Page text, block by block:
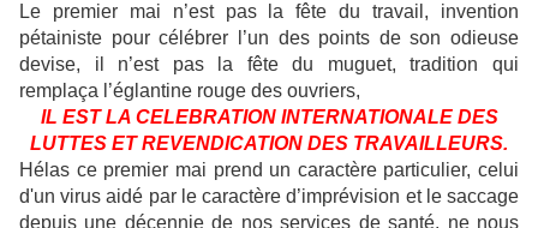
Le premier mai n’est pas la fête du travail, invention
pétainiste pour célébrer l’un des points de son odieuse
devise, il n’est pas la fête du muguet, tradition qui
remplaça l’églantine rouge des ouvriers,
IL EST LA CELEBRATION INTERNATIONALE DES
LUTTES ET REVENDICATION DES TRAVAILLEURS.
Hélas ce premier mai prend un caractère particulier, celui
d'un virus aidé par le caractère d’imprévision et le saccage
depuis une décennie de nos services de santé, ne nous